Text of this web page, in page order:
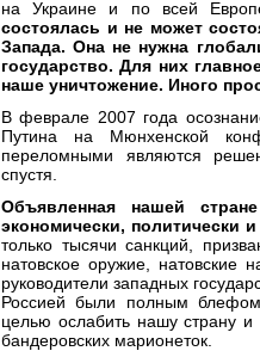
на Украине и по всей
состоялась и не может
Запада. Она не нужна
государство. Для них
наше уничтожение. Иного
В феврале 2007 года
Путина на Мюнхенской
переломными являются
спустя.
Объявленная нашей
экономически, политически
только тысячи санкций,
натовское оружие,
руководители западных
Россией были полным
целью ослабить нашу страну
бандеровских марионеток.